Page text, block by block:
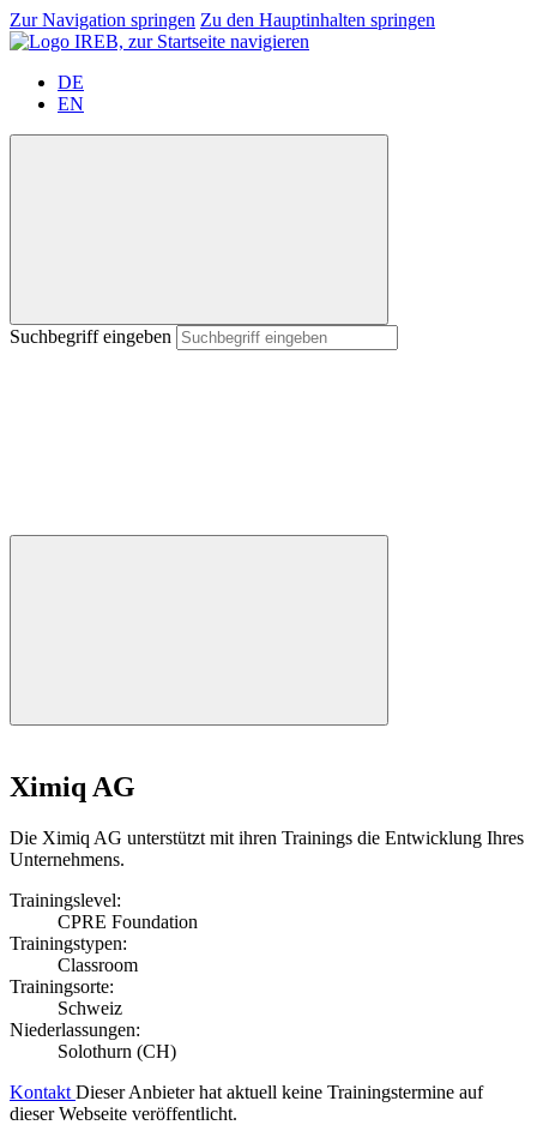
Zur Navigation springen Zu den Hauptinhalten springen
DE
EN
Suchbegriff eingeben
Ximiq AG
Die Ximiq AG unterstützt mit ihren Trainings die Entwicklung Ihres
Unternehmens.
Trainingslevel:
CPRE Foundation
Trainingstypen:
Classroom
Trainingsorte:
Schweiz
Niederlassungen:
Solothurn (CH)
Kontakt Dieser Anbieter hat aktuell keine Trainingstermine auf
dieser Webseite veröffentlicht.